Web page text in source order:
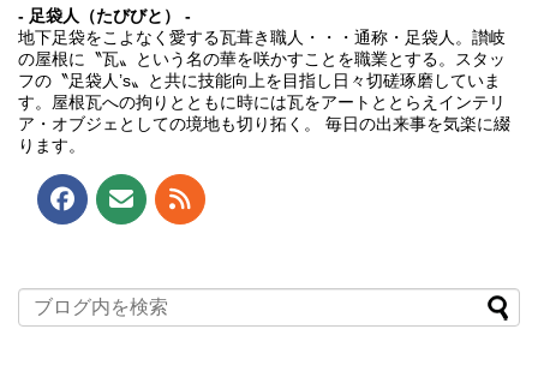
- 足袋人（たびびと） -
地下足袋をこよなく愛する瓦葺き職人・・・通称・足袋人。讃岐
の屋根に〝瓦〟という名の華を咲かすことを職業とする。スタッ
フの〝足袋人’s〟と共に技能向上を目指し日々切磋琢磨していま
す。屋根瓦への拘りとともに時には瓦をアートととらえインテリ
ア・オブジェとしての境地も切り拓く。 毎日の出来事を気楽に綴
ります。